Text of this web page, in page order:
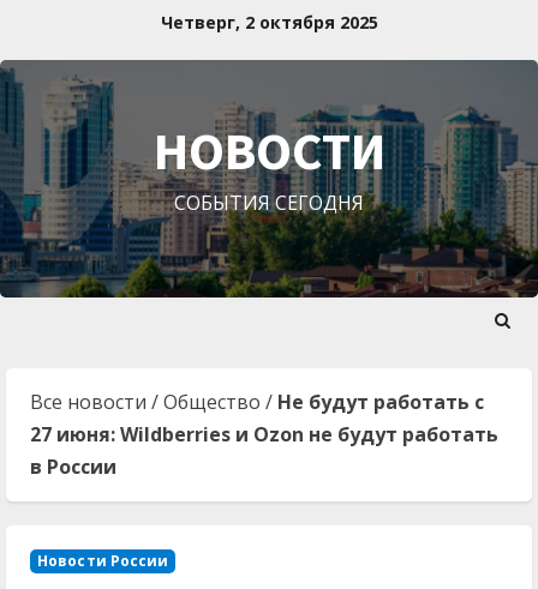
содержимому
Четверг, 2 октября 2025
НОВОСТИ
СОБЫТИЯ СЕГОДНЯ
Все новости /Общество / Не будут работать с
27 июня: Wildberries и Ozon не будут работать
в России
Новости России